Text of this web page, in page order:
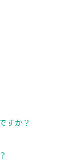
すか？